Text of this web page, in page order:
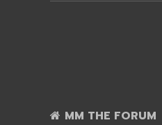
MM THE FORUM